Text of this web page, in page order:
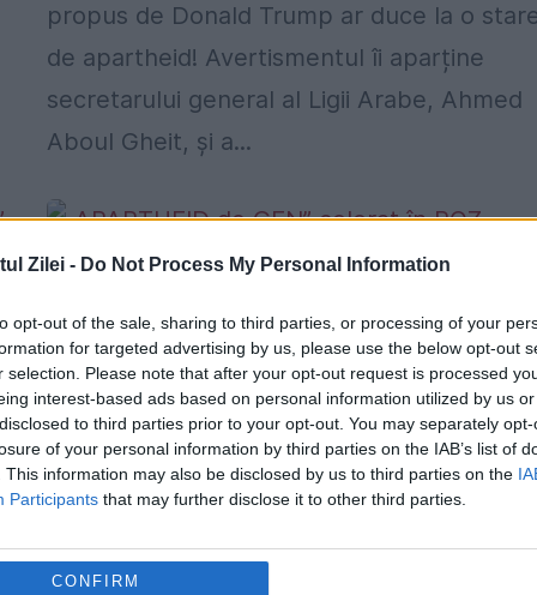
Zilei - Do Not Process My Personal Information
opt-out of the sale, sharing to third parties, or processing of your
for targeted advertising by us, please use the below opt-out
selection. Please note that after your opt-out request is processed
interest-based ads based on personal information utilized by us
to third parties prior to your opt-out. You may separately
of your personal information by third parties on the IAB’s list of
This information may also be disclosed by us to third parties on the
Participants that may further disclose it to other third parties.
CONFIRM
propus de Donald Trump ar duce la o
de apartheid! Avertismentul îi aparține
secretarului general al Ligii Arabe, Ahmed
Aboul Gheit, și a...
„APARTHEID de GEN” colorat în ROZ,
ultima REFORMĂ a regimului
în TURCIA
21 SEPTEMBRIE 2017
troleibuze roz, dedicate exclusiv femeilor,